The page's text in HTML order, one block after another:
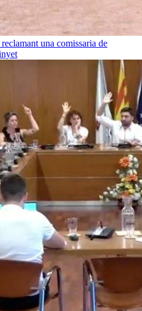
una comissaria de